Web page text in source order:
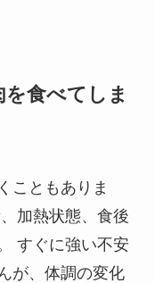
食べてしま
こともありま
加熱状態、食後
すぐに強い不安
が、体調の変化